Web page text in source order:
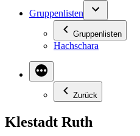
Gruppenlisten
Gruppenlisten
Hachschara
Zurück
Klestadt Ruth